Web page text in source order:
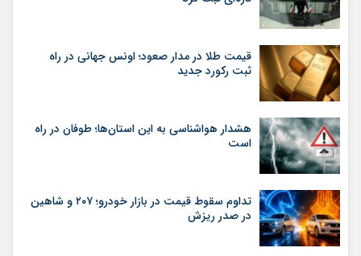
قیمت طلا در مدار صعود؛ اونس جهانی در راه
ثبت رکورد جدید
هشدار هواشناسی به این استان‌ها؛ طوفان در راه
است
تداوم سقوط قیمت در بازار خودرو؛ ۲۰۷ و شاهین
در صدر ریزش